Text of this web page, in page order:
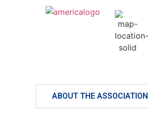
ABOUT THE ASSOCIATION